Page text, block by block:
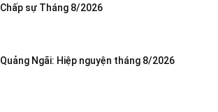
Chấp sự Tháng 8/2026
Quảng Ngãi: Hiệp nguyện tháng 8/2026